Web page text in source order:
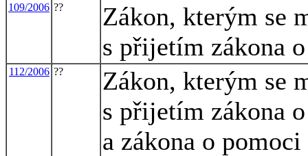
109/2006 ??
Zákon, kterým se
s přijetím zákona
112/2006 ??
Zákon, kterým se
s přijetím zákona
a zákona o